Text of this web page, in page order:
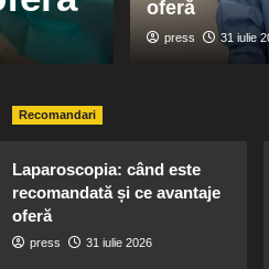
press 13 februarie
oferă
press 31 iulie
Recomandari
Laparoscopia: când este
recomandată și ce avantaje
oferă
press 31 iulie 2026